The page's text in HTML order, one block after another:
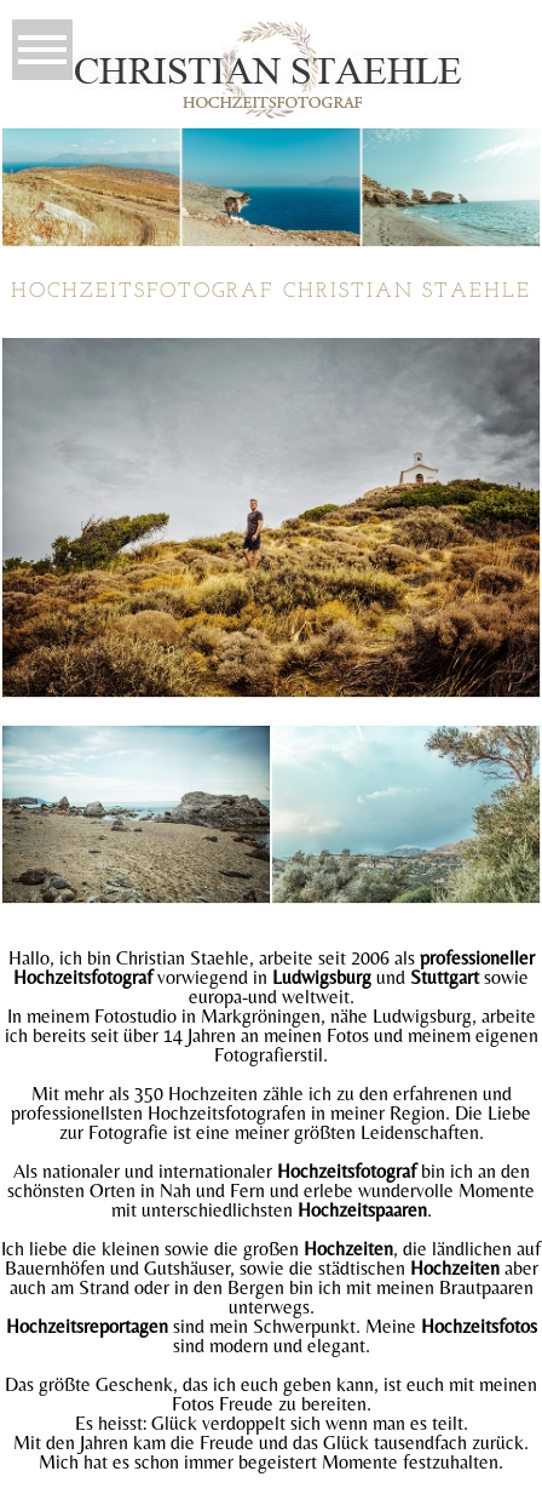
HOCHZEITSFOTOGRAF CHRISTIAN STAEHLE
Hallo, ich bin Christian Staehle, arbeite seit 2006 als professioneller
Hochzeitsfotografvorwiegend in Ludwigsburg und Stuttgartsowie
europa-und weltweit.
In meinem Fotostudio in Markgröningen, nähe Ludwigsburg, arbeite
ich bereits seit über 14 Jahren an meinen Fotos und meinem eigenen
Fotografierstil.
Mit mehr als 350 Hochzeiten zähle ich zu den erfahrenen und
professionellsten Hochzeitsfotografen in meiner Region. Die Liebe
zur Fotografie ist eine meiner größten Leidenschaften.
Als nationaler und internationaler Hochzeitsfotografbin ich an den
schönsten Orten in Nah und Fern und erlebe wundervolle Momente
mit unterschiedlichsten Hochzeitspaaren.
Ich liebe die kleinen sowie die großen Hochzeiten, die ländlichen auf
Bauernhöfen und Gutshäuser, sowie die städtischen Hochzeitenaber
auch am Strand oder in den Bergen bin ich mit meinen Brautpaaren
unterwegs.
Hochzeitsreportagensind mein Schwerpunkt. Meine Hochzeitsfotos
sind modern und elegant.
Das größte Geschenk, das ich euch geben kann, ist euch mit meinen
Fotos Freude zu bereiten.
Es heisst: Glück verdoppelt sich wenn man es teilt.
Mit den Jahren kam die Freude und das Glück tausendfach zurück.
Mich hat es schon immer begeistert Momente festzuhalten.